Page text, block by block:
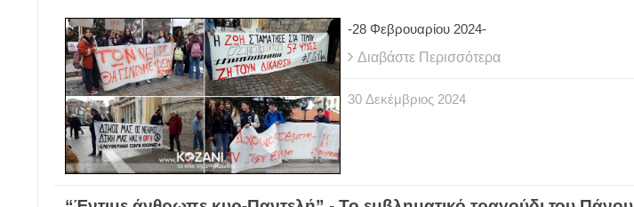
-28 Φεβρουαρίου 2024-
Διαβάστε Περισσότερα
30 Δεκέμβριος 2024